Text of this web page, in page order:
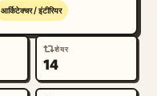
आर्किटेक्चर / इंटीरियर
शेयर
14